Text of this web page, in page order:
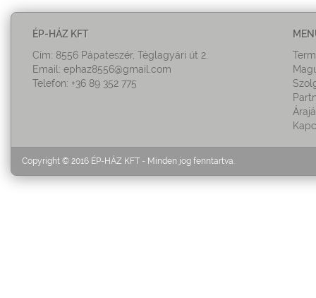
ÉP-HÁZ KFT
Cím: 8556 Pápateszér, Téglagyári út 2.
Email: ephaz8556@gmail.com
Telefon: +36 89 352 775
Copyright © 2016 ÉP-HÁZ KFT - Minden jog fenntartva.